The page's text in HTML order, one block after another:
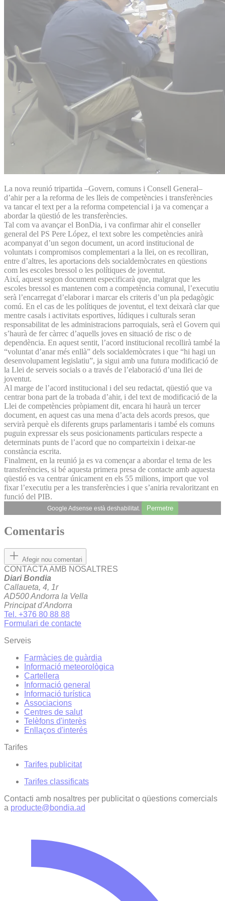
La nova reunió tripartida –Govern, comuns i Consell General–
d’ahir per a la reforma de les lleis de competències i transferències
va tancar el text per a la reforma competencial i ja va començar a
abordar la qüestió de les transferències.
Tal com va avançar el BonDia, i va confirmar ahir el conseller
general del PS Pere López, el text sobre les competències anirà
acompanyat d’un segon document, un acord institucional de
voluntats i compromisos complementari a la llei, on es recolliran,
entre d’altres, les aportacions dels socialdemòcrates en qüestions
com les escoles bressol o les polítiques de joventut.
Així, aquest segon document especificarà que, malgrat que les
escoles bressol es mantenen com a competència comunal, l’executiu
serà l’encarregat d’elaborar i marcar els criteris d’un pla pedagògic
comú. En el cas de les polítiques de joventut, el text deixarà clar que
mentre casals i activitats esportives, lúdiques i culturals seran
responsabilitat de les administracions parroquials, serà el Govern qui
s’haurà de fer càrrec d’aquells joves en situació de risc o de
dependència. En aquest sentit, l’acord institucional recollirà també la
“voluntat d’anar més enllà” dels socialdemòcrates i que “hi hagi un
desenvolupament legislatiu”, ja sigui amb una futura modificació de
la Llei de serveis socials o a través de l’elaboració d’una llei de
joventut.
Al marge de l’acord institucional i del seu redactat, qüestió que va
centrar bona part de la trobada d’ahir, i del text de modificació de la
Llei de competències pròpiament dit, encara hi haurà un tercer
document, en aquest cas una mena d’acta dels acords presos, que
servirà perquè els diferents grups parlamentaris i també els comuns
puguin expressar els seus posicionaments particulars respecte a
determinats punts de l’acord que no comparteixin i deixar-ne
constància escrita.
Finalment, en la reunió ja es va començar a abordar el tema de les
transferències, si bé aquesta primera presa de contacte amb aquesta
qüestió es va centrar únicament en els 55 milions, import que vol
fixar l’executiu per a les transferències i que s’aniria revaloritzant en
funció del PIB.
Google Adsense està deshabilitat. Permetre
Comentaris
Afegir nou comentari
CONTACTA AMB NOSALTRES
Diari Bondia
Callaueta, 4, 1r
AD500 Andorra la Vella
Principat d'Andorra
Tel. +376 80 88 88
Formulari de contacte
Serveis
Farmàcies de guàrdia
Informació meteorològica
Cartellera
Informació general
Informació turística
Associacions
Centres de salut
Telèfons d'interès
Enllaços d'interés
Tarifes
Tarifes publicitat
Tarifes classificats
Contacti amb nosaltres per publicitat o qüestions comercials
a producte@bondia.ad